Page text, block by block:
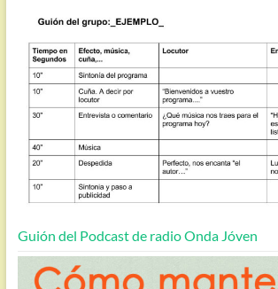
Guión del Podcast de radio Onda Jóven